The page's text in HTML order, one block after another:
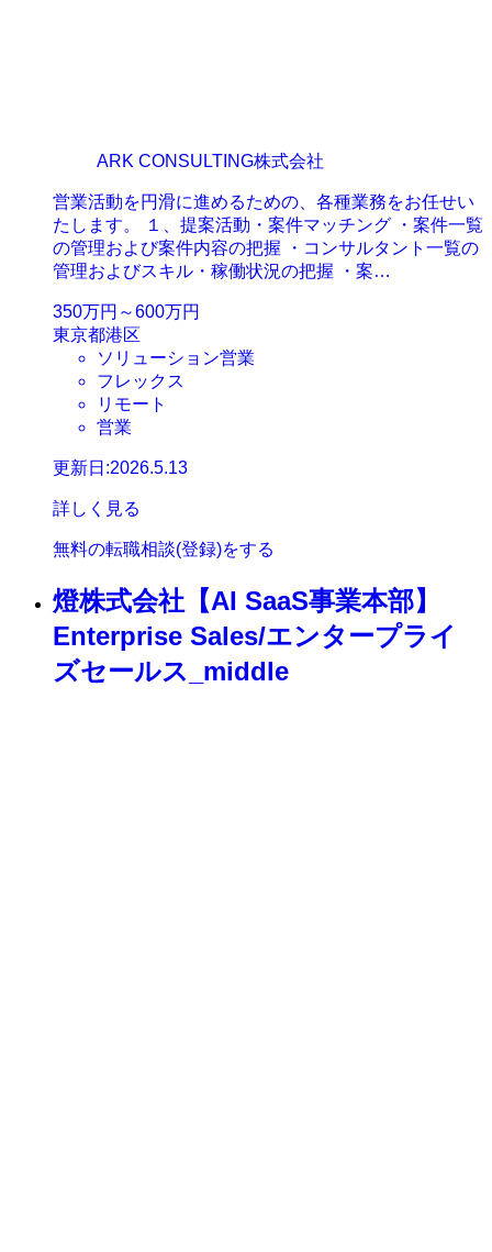
ARK CONSULTING株式会社
営業活動を円滑に進めるための、各種業務をお任せい
たします。 １、提案活動・案件マッチング ・案件一覧
の管理および案件内容の把握 ・コンサルタント一覧の
管理およびスキル・稼働状況の把握 ・案…
350万円～600万円
東京都港区
ソリューション営業
フレックス
リモート
営業
更新日:2026.5.13
詳しく見る
無料の転職相談(登録)をする
燈株式会社【AI SaaS事業本部】
Enterprise Sales/エンタープライ
ズセールス_middle